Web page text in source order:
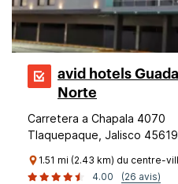
avid hotels
Norte
Carretera a Chapala 4070
Tlaquepaque, Jalisco
1.51 mi (2.43 km) du centre-
4.00
(26 avis)